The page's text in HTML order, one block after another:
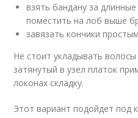
взять бандану за
поместить на лоб выше
завязать кончики
Не стоит укладывать
затянутый в узел платок
локонах складку.
Этот вариант подойдет под